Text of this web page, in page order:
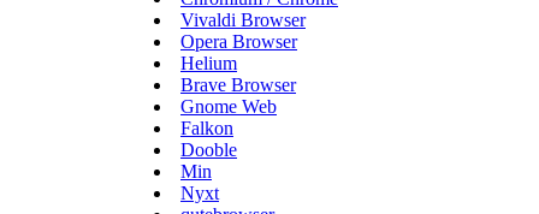
Vivaldi Browser
Opera Browser
Helium
Brave Browser
Gnome Web
Falkon
Dooble
Min
Nyxt